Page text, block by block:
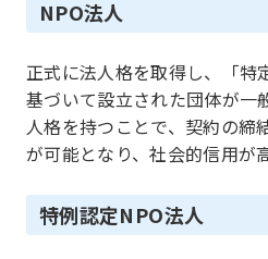
NPO法人
正式に法人格を取得し、「特
基づいて設立された団体が一
人格を持つことで、契約の締
が可能となり、社会的信用が
特例認定NPO法人